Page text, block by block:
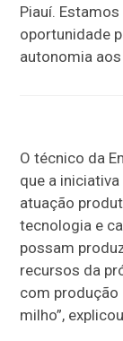
Piauí.
oportunidade
autonomia
O técnico da
que a
atuação
tecnologia e
possam
recursos da
com produção
milho”,